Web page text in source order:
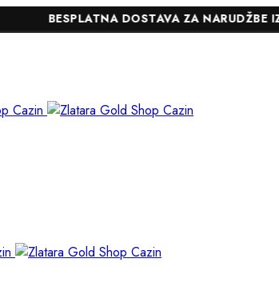
BESPLATNA DOSTAVA ZA NARUDŽBE IZNAD